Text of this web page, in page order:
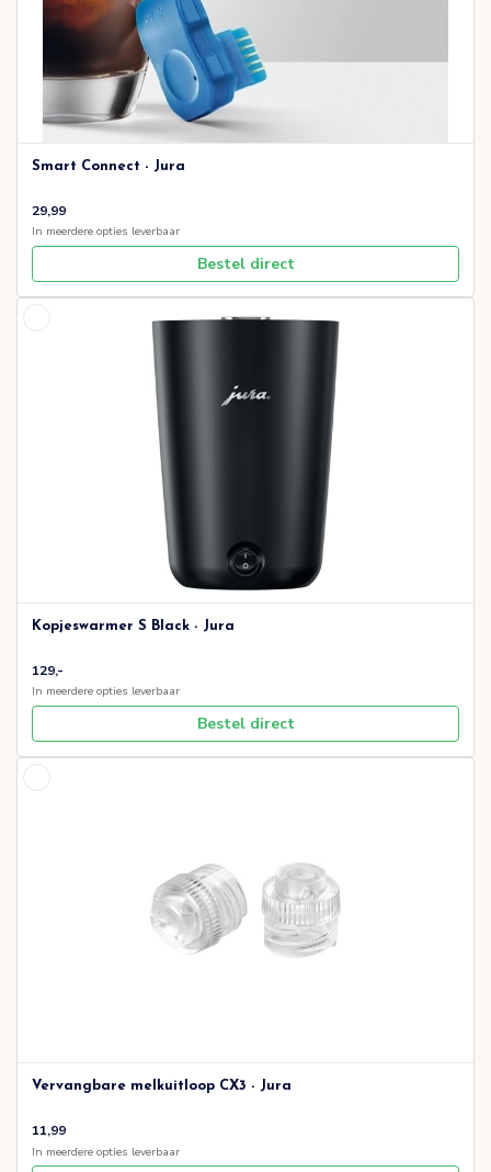
Smart Connect - Jura
29,99
In meerdere opties leverbaar
Bestel direct
Kopjeswarmer S Black - Jura
129,-
In meerdere opties leverbaar
Bestel direct
Vervangbare melkuitloop CX3 - Jura
11,99
In meerdere opties leverbaar